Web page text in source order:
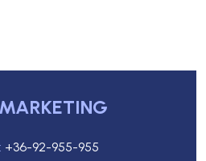
+36-92-955-955